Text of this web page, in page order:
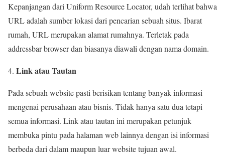
Kepanjangan dari Uniform Resource Locator, udah terlihat bahwa
URL adalah sumber lokasi dari pencarian sebuah situs. Ibarat
rumah, URL merupakan alamat rumahnya. Terletak pada
addressbar browser dan biasanya diawali dengan nama domain.
Link atau Tautan
Pada sebuah website pasti berisikan tentang banyak informasi
mengenai perusahaan atau bisnis. Tidak hanya satu dua tetapi
semua informasi. Link atau tautan ini merupakan petunjuk
membuka pintu pada halaman web lainnya dengan isi informasi
berbeda dari dalam maupun luar website tujuan awal.